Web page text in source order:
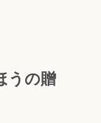
うの贈